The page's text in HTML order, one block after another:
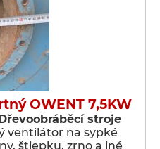
OWENT 7,5KW
stroje
ventilátor na sypké
štiepku, zrno a iné